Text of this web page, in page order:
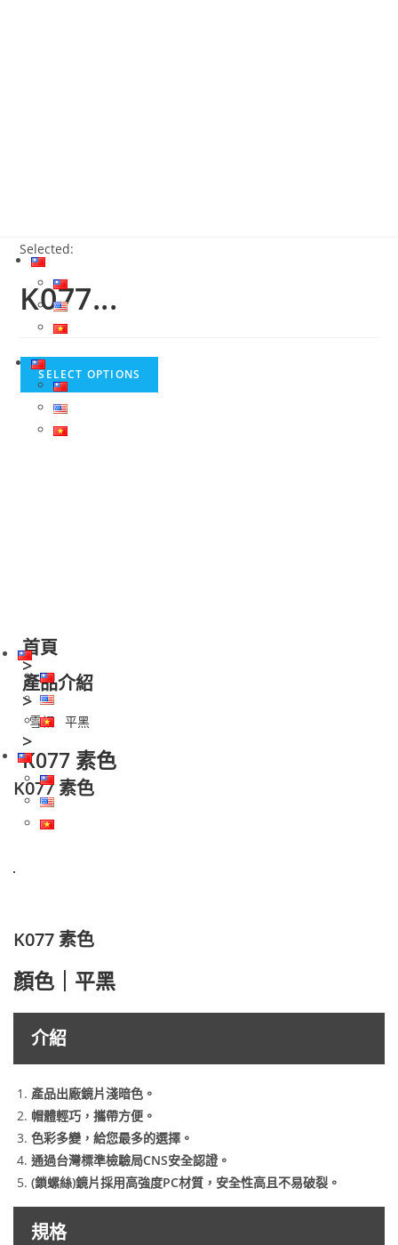
Selected:
K077...
SELECT OPTIONS
首頁
>
產品介紹
>
雪帽 平黑
>
K077 素色
K077 素色
K077 素色
顏色｜平黑
介紹
產品出廠鏡片淺暗色。
帽體輕巧，攜帶方便。
色彩多變，給您最多的選擇。
通過台灣標準檢驗局CNS安全認證。
(鎖螺絲)鏡片採用高強度PC材質，安全性高且不易破裂。
規格